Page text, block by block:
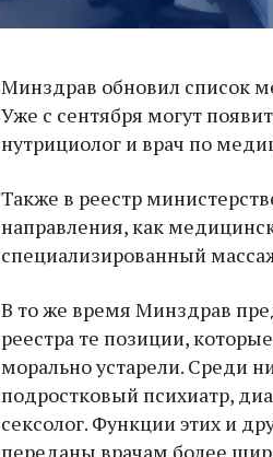
Минздрав обновил список
Уже с сентября могут
нутрициолог и врач по
Также в реестр
направления, как
специализированный
В то же время Минздрав
реестра те позиции,
морально устарели. Среди
подростковый психиатр,
сексолог. Функции этих и
переданы врачам более